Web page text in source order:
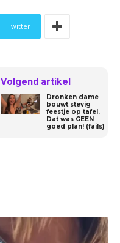
Twitter
Volgend artikel
Dronken dame
bouwt stevig
feestje op tafel.
Dat was GEEN
goed plan! (fails)